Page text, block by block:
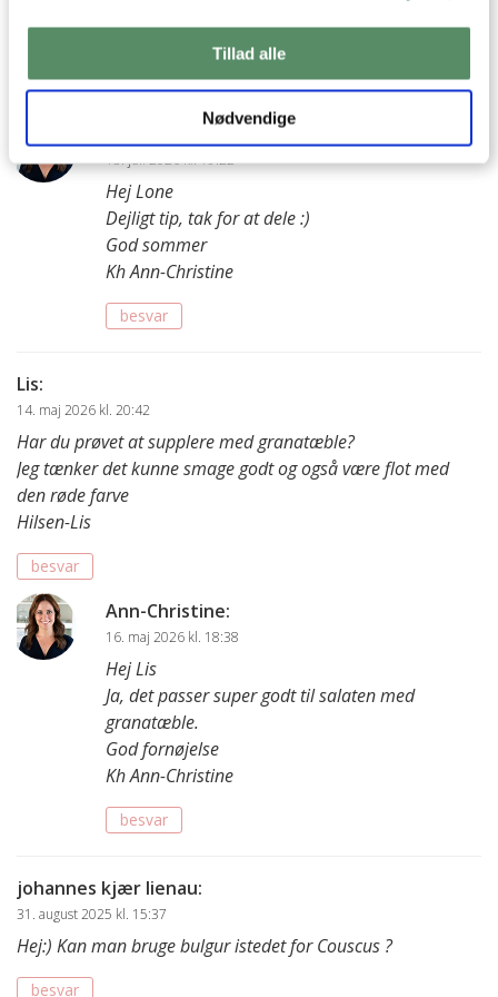
Tillad alle
Nødvendige
Jeg synes også det er lækkert med salattern og oliven oveni!
besvar
Ann-Christine
13. juli 2026 kl. 19:22
Hej Lone
Dejligt tip, tak for at dele :)
God sommer
Kh Ann-Christine
besvar
Lis:
14. maj 2026 kl. 20:42
Har du prøvet at supplere med granatæble?
Jeg tænker det kunne smage godt og også være flot med
den røde farve
Hilsen-Lis
besvar
Ann-Christine:
16. maj 2026 kl. 18:38
Hej Lis
Ja, det passer super godt til salaten med
granatæble.
God fornøjelse
Kh Ann-Christine
besvar
johannes kjær lienau:
31. august 2025 kl. 15:37
Hej:) Kan man bruge bulgur istedet for Couscus ?
besvar